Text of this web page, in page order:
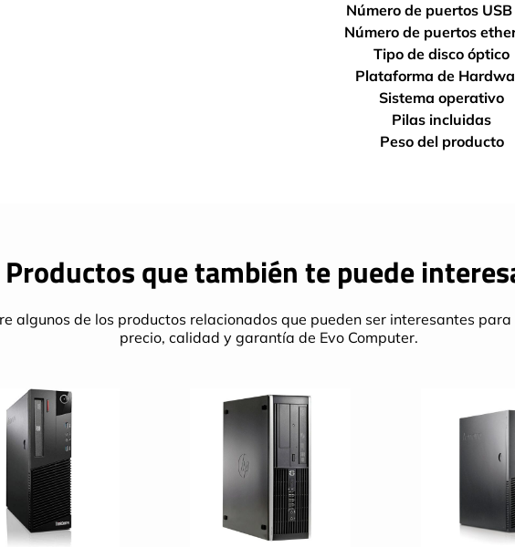
Número de puertos
Número de puertos
Tipo de disco óptico
Plataforma de
Sistema operativo
Pilas incluidas
Peso del producto
Productos que también te puede
algunos de los productos relacionados que pueden ser interesantes para
precio, calidad y garantía de Evo Computer.